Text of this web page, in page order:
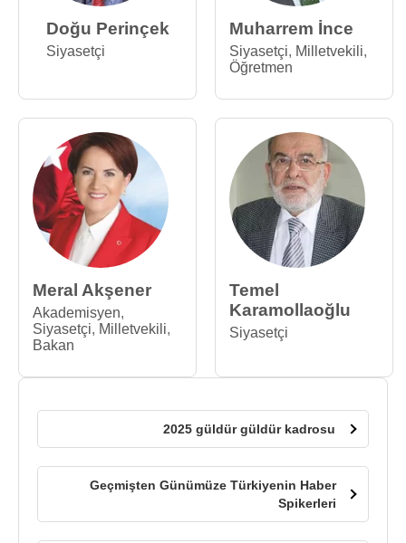
Doğu Perinçek
Siyasetçi
Muharrem İnce
Siyasetçi, Milletvekili,
Öğretmen
Meral Akşener
Akademisyen,
Siyasetçi, Milletvekili,
Bakan
Temel
Karamollaoğlu
Siyasetçi
2025 güldür güldür kadrosu
Geçmişten Günümüze Türkiyenin Haber
Spikerleri